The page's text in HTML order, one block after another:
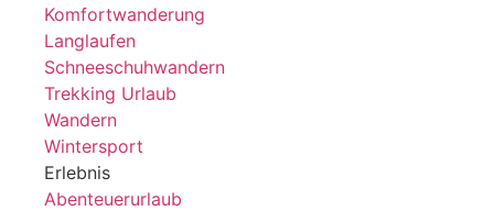
Komfortwanderung
Langlaufen
Schneeschuhwandern
Trekking Urlaub
Wandern
Wintersport
Erlebnis
Abenteuerurlaub